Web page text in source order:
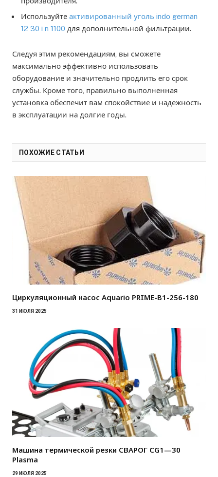
Используйте активированный уголь indo german
12 30 i n 1100 для дополнительной фильтрации.
Следуя этим рекомендациям, вы сможете
максимально эффективно использовать
оборудование и значительно продлить его срок
службы. Кроме того, правильно выполненная
установка обеспечит вам спокойствие и надежность
в эксплуатации на долгие годы.
ПОХОЖИЕ СТАТЬИ
Циркуляционный насос Aquario PRIME-B1-256-180
31 ИЮЛЯ 2025
Машина термической резки СВАРОГ CG1—30
Plasma
29 ИЮЛЯ 2025